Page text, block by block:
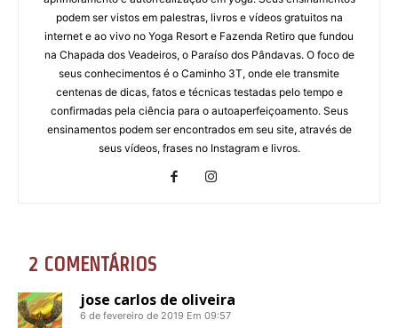
podem ser vistos em palestras, livros e vídeos gratuitos na
internet e ao vivo no Yoga Resort e Fazenda Retiro que fundou
na Chapada dos Veadeiros, o Paraíso dos Pândavas. O foco de
seus conhecimentos é o Caminho 3T, onde ele transmite
centenas de dicas, fatos e técnicas testadas pelo tempo e
confirmadas pela ciência para o autoaperfeiçoamento. Seus
ensinamentos podem ser encontrados em seu site, através de
seus vídeos, frases no Instagram e livros.
2 COMENTÁRIOS
jose carlos de oliveira
6 de fevereiro de 2019 Em 09:57